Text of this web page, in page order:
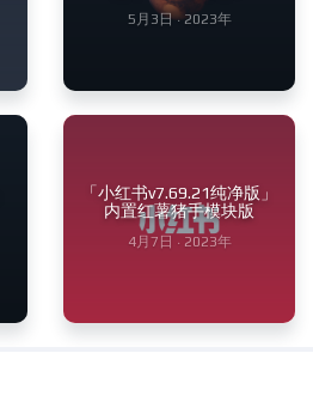
5月3日 · 2023年
「小红书v7.69.21纯净版」
内置红薯猪手模块版
4月7日 · 2023年